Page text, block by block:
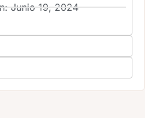
Junio 19, 2024